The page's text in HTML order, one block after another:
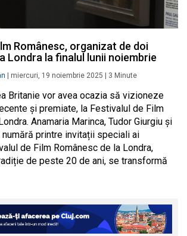
Românesc, organizat de doi
Londra la finalul lunii noiembrie
miercuri, 19 noiembrie 2025 3 Minute
Britanie vor avea ocazia să vizioneze
și premiate, la Festivalul de Film
Anamaria Marinca, Tudor Giurgiu și
numără printre invitații speciali ai
de Film Românesc de la Londra,
de peste 20 de ani, se transformă